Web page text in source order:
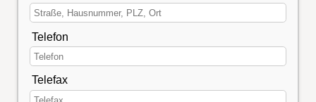
Telefon
Telefax